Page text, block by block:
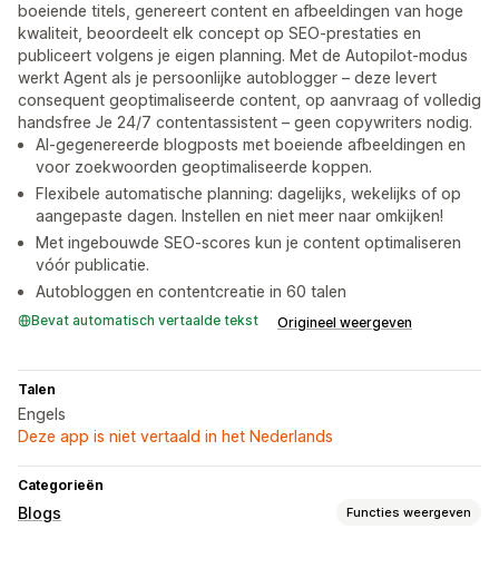
boeiende titels, genereert content en afbeeldingen van hoge
kwaliteit, beoordeelt elk concept op SEO-prestaties en
publiceert volgens je eigen planning. Met de Autopilot-modus
werkt Agent als je persoonlijke autoblogger – deze levert
consequent geoptimaliseerde content, op aanvraag of volledig
handsfree Je 24/7 contentassistent – geen copywriters nodig.
AI-gegenereerde blogposts met boeiende afbeeldingen en
voor zoekwoorden geoptimaliseerde koppen.
Flexibele automatische planning: dagelijks, wekelijks of op
aangepaste dagen. Instellen en niet meer naar omkijken!
Met ingebouwde SEO-scores kun je content optimaliseren
vóór publicatie.
Autobloggen en contentcreatie in 60 talen
Bevat automatisch vertaalde tekst Origineel weergeven
Talen
Engels
Deze app is niet vertaald in het Nederlands
Categorieën
Blogs Functies weergeven